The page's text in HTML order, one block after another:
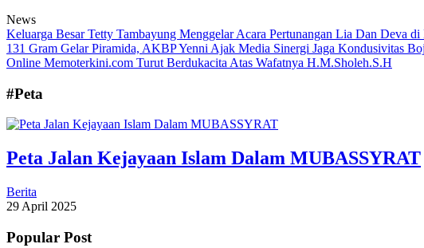
News
Keluarga Besar Tetty Tambayung Menggelar Acara Pertunangan Lia Dan Deva di
131 Gram Gelar Piramida, AKBP Yenni Ajak Media Sinergi Jaga Kondusivitas
Online Memoterkini.com Turut Berdukacita Atas Wafatnya H.M.Sholeh.S.H
#Peta
Peta Jalan Kejayaan Islam Dalam MUBASSYRAT
Berita
29 April 2025
Popular Post